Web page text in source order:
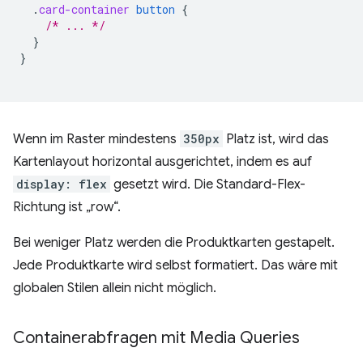
.card-container button {
/* ... */
}
}
Wenn im Raster mindestens 350px Platz ist, wird das
Kartenlayout horizontal ausgerichtet, indem es auf
display: flex gesetzt wird. Die Standard-Flex-
Richtung ist „row“.
Bei weniger Platz werden die Produktkarten gestapelt.
Jede Produktkarte wird selbst formatiert. Das wäre mit
globalen Stilen allein nicht möglich.
Containerabfragen mit Media Queries